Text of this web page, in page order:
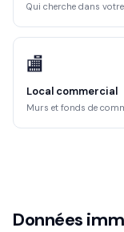
Qui cherche dans
🏬
Local commercial
Murs et fonds de
Données